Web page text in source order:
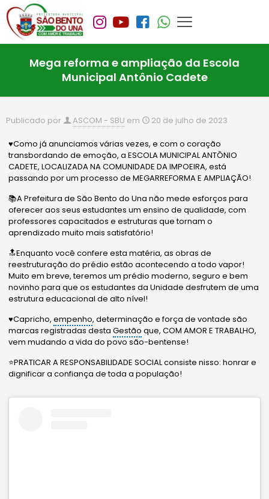
Mega reforma e ampliação da Escola
Municipal Antônio Cadete
Publicado por ASCOM - SBU em 20 de julho de 2023
♥️Como já anunciamos várias vezes, e com o coração
transbordando de emoção, a ESCOLA MUNICIPAL ANTÔNIO
CADETE, LOCALIZADA NA COMUNIDADE DA IMPOEIRA, está
passando por um processo de MEGARREFORMA E AMPLIAÇÃO!
📚A Prefeitura de São Bento do Una não mede esforços para
oferecer aos seus estudantes um ensino de qualidade, com
professores capacitados e estruturas que tornam o
aprendizado muito mais satisfatório!
🔝Enquanto você confere esta matéria, as obras de
reestruturação do prédio estão acontecendo a todo vapor!
Muito em breve, teremos um prédio moderno, seguro e bem
novinho para que os estudantes da Unidade desfrutem de uma
estrutura educacional de alto nível!
♥️Capricho,empenho, determinação e força de vontade são
marcas registradas destaGestão que, COM AMOR E TRABALHO,
vem mudando a vida do povo são-bentense!
⭐️PRATICAR A RESPONSABILIDADE SOCIAL consiste nisso: honrar e
dignificar a confiança de toda a população!